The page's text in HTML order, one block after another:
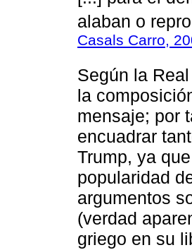
alaban o
Casals Carro,
Según la
la
mensaje; por
encuadrar
Trump, ya
popularidad
argumentos
(verdad
griego en su